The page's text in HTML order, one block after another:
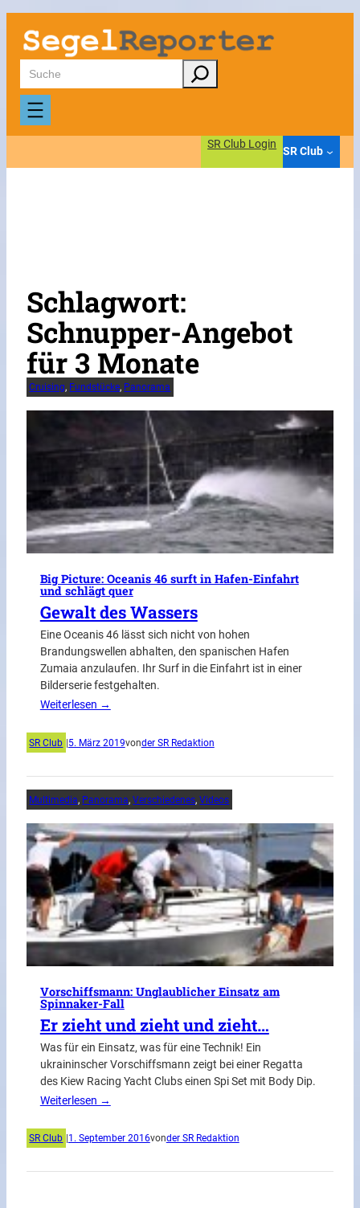
Zum
Inhalt
springen
Suchen
SR Club Login
SR Club
Schlagwort:
Schnupper-Angebot
für 3 Monate
Cruising, Fundstücke, Panorama
Big Picture: Oceanis 46 surft in Hafen-Einfahrt
und schlägt quer
Gewalt des Wassers
Eine Oceanis 46 lässt sich nicht von hohen
Brandungswellen abhalten, den spanischen Hafen
Zumaia anzulaufen. Ihr Surf in die Einfahrt ist in einer
Bilderserie festgehalten.
Weiterlesen →
SR Club |5. März 2019vonder SR Redaktion
Multimedia, Panorama, Verschiedenes, Videos
Vorschiffsmann: Unglaublicher Einsatz am
Spinnaker-Fall
Er zieht und zieht und zieht…
Was für ein Einsatz, was für eine Technik! Ein
ukraininscher Vorschiffsmann zeigt bei einer Regatta
des Kiew Racing Yacht Clubs einen Spi Set mit Body Dip.
Weiterlesen →
SR Club 1. September 2016vonder SR Redaktion